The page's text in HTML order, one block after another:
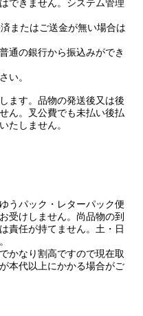
できません。システム管理
またはご送金が無い場合は
通の銀行から振込みができ
い。
ます。品物の発送後又は後
ん。叉公費でも未払い後払
たしません。
うパック・レターパック便
受けしません。尚品物の到
責任が持てません。土・日
かなり割高ですので現在取
本代以上にかかる場合がご